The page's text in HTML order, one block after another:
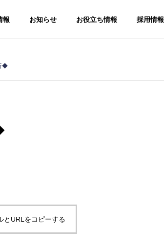
報 お知らせ お役立ち情報 採用情報
◆
とURLをコピーする